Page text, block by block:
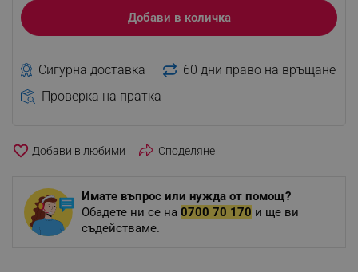
Добави в количка
Сигурна доставка
60 дни право на връщане
Проверка на пратка
favorite_border Споделяне
Имате въпрос или нужда от помощ?
Обадете ни се на 0700 70 170 и ще ви
съдействаме.